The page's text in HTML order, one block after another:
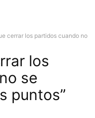
cerrar los partidos cuando no
los
se
puntos”